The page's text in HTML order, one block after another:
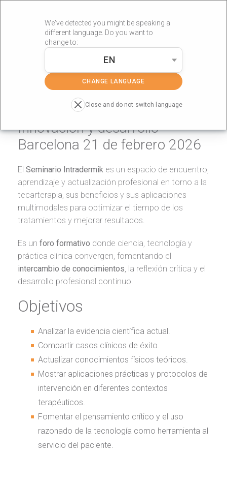
We've detected you might be speaking a
different language. Do you want to
change to:
EN
CHANGE LANGUAGE
Close and do not switch language
desarrollo – Barcelona 21 de febrero 2026
II Seminario Intradermik –
Innovación y desarrollo –
Barcelona 21 de febrero 2026
El Seminario Intradermik es un espacio de encuentro,
aprendizaje y actualización profesional en torno a la
tecarterapia, sus beneficios y sus aplicaciones
multimodales para optimizar el tiempo de los
tratamientos y mejorar resultados.
Es un foro formativo donde ciencia, tecnología y
práctica clínica convergen, fomentando el
intercambio de conocimientos, la reflexión crítica y el
desarrollo profesional continuo.
Objetivos
Analizar la evidencia científica actual.
Compartir casos clínicos de éxito.
Actualizar conocimientos físicos teóricos.
Mostrar aplicaciones prácticas y protocolos de
intervención en diferentes contextos
terapéuticos.
Fomentar el pensamiento crítico y el uso
razonado de la tecnología como herramienta al
servicio del paciente.